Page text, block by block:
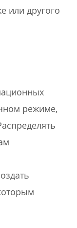
или другого
режиме,